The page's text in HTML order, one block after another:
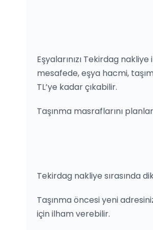
Eşyalarınızı Tekirdag
mesafede, eşya hacmi,
TL’ye kadar çıkabilir.
Taşınma masraflarını
Tekirdag nakliye sırasında
Taşınma öncesi yeni
için ilham verebilir.